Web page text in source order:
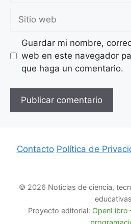
Sitio
web
Guardar mi nombre,
web en este navegador
que haga un comentario.
Contacto Política de
© 2026 Noticias de ciencia,
Proyecto editorial: OpenLibro